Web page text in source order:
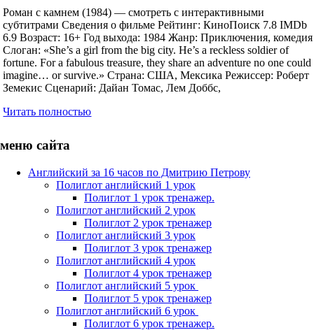
Роман с камнем (1984) — смотреть с интерактивными
субтитрами Сведения о фильме Рейтинг: КиноПоиск 7.8 IMDb
6.9 Возраст: 16+ Год выхода: 1984 Жанр: Приключения, комедия
Слоган: «She’s a girl from the big city. He’s a reckless soldier of
fortune. For a fabulous treasure, they share an adventure no one could
imagine… or survive.» Страна: США, Мексика Режиссер: Роберт
Земекис Сценарий: Дайан Томас, Лем Доббс,
Читать полностью
меню сайта
Английский за 16 часов по Дмитрию Петрову
Полиглот английский 1 урок
Полиглот 1 урок тренажер.
Полиглот английский 2 урок
Полиглот 2 урок тренажер
Полиглот английский 3 урок
Полиглот 3 урок тренажер
Полиглот английский 4 урок
Полиглот 4 урок тренажер
Полиглот английский 5 урок
Полиглот 5 урок тренажер
Полиглот английский 6 урок
Полиглот 6 урок тренажер.